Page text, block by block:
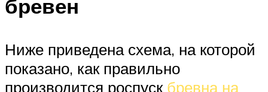
бревен
Ниже приведена схема, на которой
показано, как правильно
производится роспуск бревна на